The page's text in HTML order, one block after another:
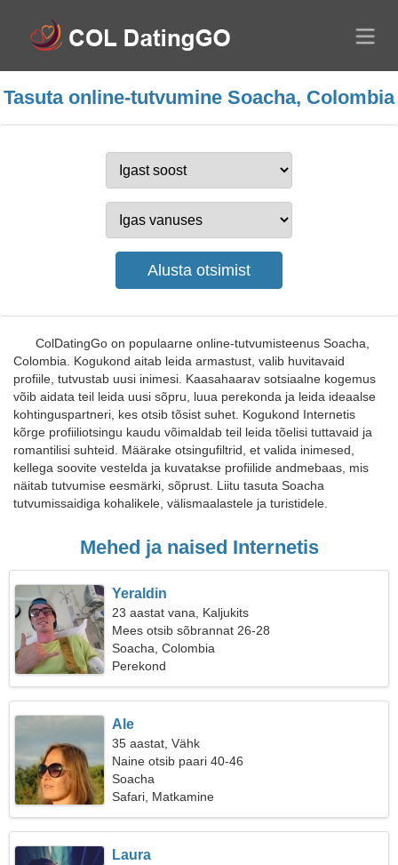
Tasuta online-tutvumine Soacha, Colombia
ColDatingGo on populaarne online-tutvumisteenus Soacha,
Colombia. Kogukond aitab leida armastust, valib huvitavaid
profiile, tutvustab uusi inimesi. Kaasahaarav sotsiaalne kogemus
võib aidata teil leida uusi sõpru, luua perekonda ja leida ideaalse
kohtinguspartneri, kes otsib tõsist suhet. Kogukond Internetis
kõrge profiiliotsingu kaudu võimaldab teil leida tõelisi tuttavaid ja
romantilisi suhteid. Määrake otsingufiltrid, et valida inimesed,
kellega soovite vestelda ja kuvatakse profiilide andmebaas, mis
näitab tutvumise eesmärki, sõprust. Liitu tasuta Soacha
tutvumissaidiga kohalikele, välismaalastele ja turistidele.
Mehed ja naised Internetis
Yeraldin
23 aastat vana, Kaljukits
Mees otsib sõbrannat 26-28
Soacha, Colombia
Perekond
Ale
35 aastat, Vähk
Naine otsib paari 40-46
Soacha
Safari, Matkamine
Laura